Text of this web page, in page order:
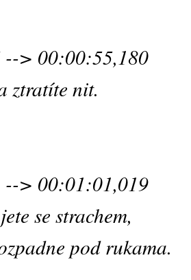
> 00:00:55,180
ztratíte nit.
> 00:01:01,019
se strachem,
pod rukama.